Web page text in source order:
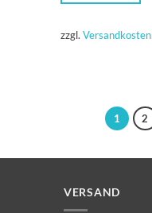
zzgl.Versandkosten
1 2
VERSAND